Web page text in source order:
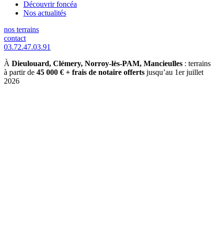
Découvrir foncéa
Nos actualités
nos terrains
contact
03.72.47.03.91
À Dieulouard, Clémery, Norroy-lès-PAM, Mancieulles : terrains
à partir de 45 000 € + frais de notaire offerts jusqu’au 1er juillet
2026